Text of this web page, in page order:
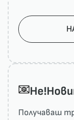
Получаваш